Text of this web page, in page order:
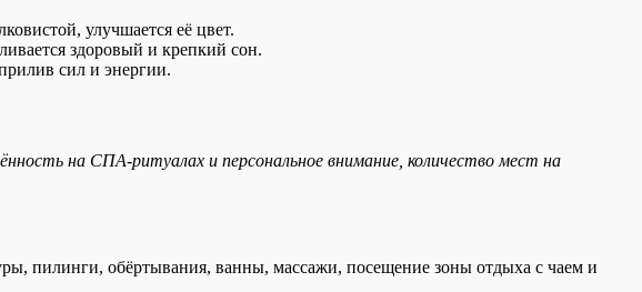
улучшается её цвет.
здоровый и крепкий сон.
сил и энергии.
на СПА-ритуалах и персональное внимание, количество мест на
пилинги, обёртывания, ванны, массажи, посещение зоны отдыха с чаем и